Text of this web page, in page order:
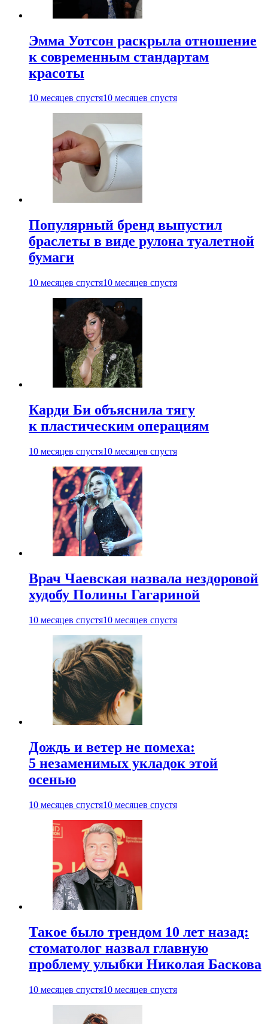
Эмма Уотсон раскрыла отношение
к современным стандартам
красоты
10 месяцев спустя10 месяцев спустя
Популярный бренд выпустил
браслеты в виде рулона туалетной
бумаги
10 месяцев спустя10 месяцев спустя
Карди Би объяснила тягу
к пластическим операциям
10 месяцев спустя10 месяцев спустя
Врач Чаевская назвала нездоровой
худобу Полины Гагариной
10 месяцев спустя10 месяцев спустя
Дождь и ветер не помеха:
5 незаменимых укладок этой
осенью
10 месяцев спустя10 месяцев спустя
Такое было трендом 10 лет назад:
стоматолог назвал главную
проблему улыбки Николая Баскова
10 месяцев спустя10 месяцев спустя